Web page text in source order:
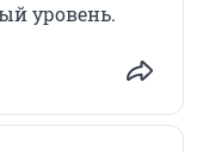
уровень.